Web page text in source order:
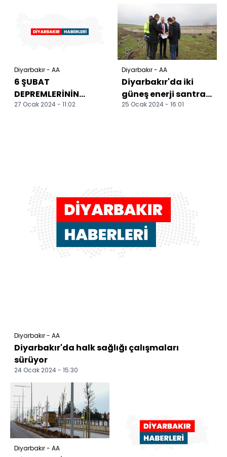
Diyarbakır - AA
6 ŞUBAT
DEPREMLERİNİN
BİRİNCİ YILI -
27 Ocak 2024 - 11:02
Diyarbakır - AA
Diyarbakır'da iki
güneş enerji santrali
kurulacak
25 Ocak 2024 - 16:01
Diyarbakır - AA
Diyarbakır'da halk sağlığı çalışmaları
sürüyor
24 Ocak 2024 - 15:30
Diyarbakır - AA